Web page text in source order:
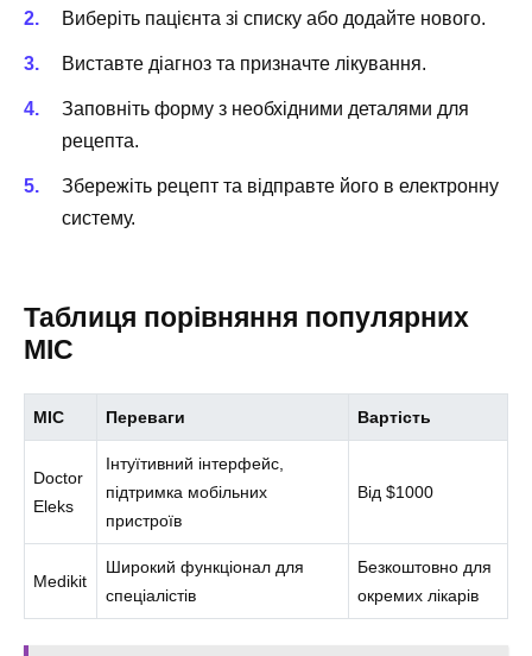
Виберіть пацієнта зі списку або додайте нового.
Виставте діагноз та призначте лікування.
Заповніть форму з необхідними деталями для
рецепта.
Збережіть рецепт та відправте його в електронну
систему.
Таблиця порівняння популярних
МІС
МІС Переваги Вартість
Doctor
Eleks
Інтуїтивний інтерфейс,
підтримка мобільних
пристроїв
Від $1000
Medikit
Широкий функціонал для
спеціалістів
Безкоштовно для
окремих лікарів